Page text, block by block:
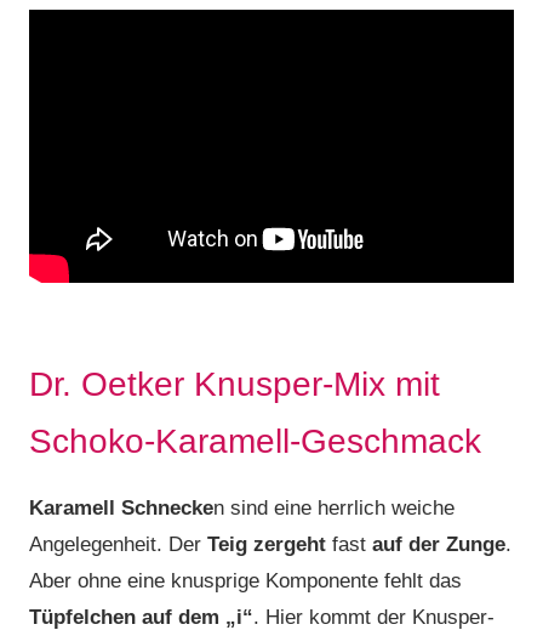
Dr. Oetker Knusper-Mix mit
Schoko-Karamell-Geschmack
Karamell Schnecken sind eine herrlich weiche
Angelegenheit. Der Teig zergeht fast auf der Zunge.
Aber ohne eine knusprige Komponente fehlt das
Tüpfelchen auf dem „i“. Hier kommt der Knusper-